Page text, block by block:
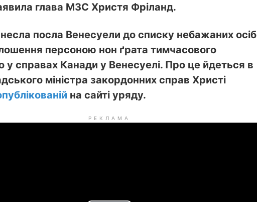
глава МЗС Христя Фріланд.
посла Венесуели до списку небажаних осіб
персоною нон ґрата тимчасового
у справах Канади у Венесуелі. Про це йдеться в
міністра закордонних справ Христі
на сайті уряду.
РЕКЛАМА